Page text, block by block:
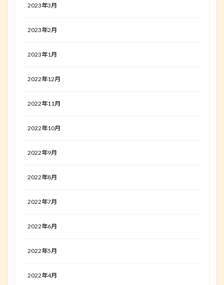
2023年3月
2023年2月
2023年1月
2022年12月
2022年11月
2022年10月
2022年9月
2022年8月
2022年7月
2022年6月
2022年5月
2022年4月